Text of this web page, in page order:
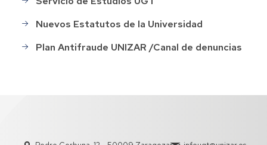
Nuevos Estatutos de la Universidad
Plan Antifraude UNIZAR /Canal de denuncias